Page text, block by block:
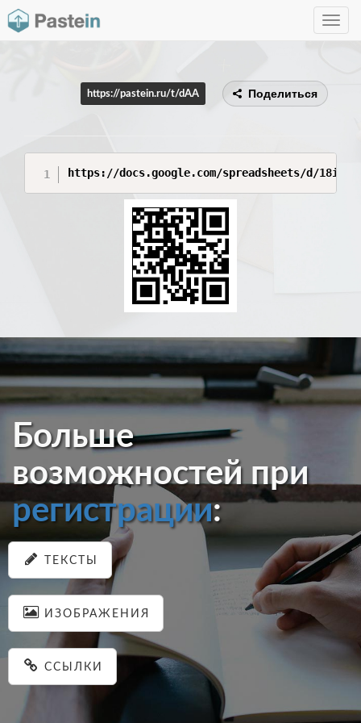
Toggle
https://pastein.ru/t/dAA Поделиться
https://docs.google.com/spreadsheets/d/
Больше
возможностей при
регистрации:
ТЕКСТЫ
ИЗОБРАЖЕНИЯ
ССЫЛКИ